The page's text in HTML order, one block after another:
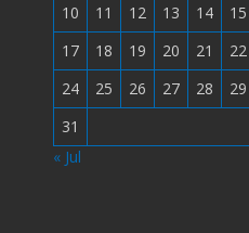
10
11 12 13 14 15
17
18 19 20 21 22
24
25 26 27 28 29
31
« Jul